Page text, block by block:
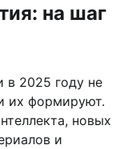
на шаг
в 2025 году не
их формируют.
новых
и